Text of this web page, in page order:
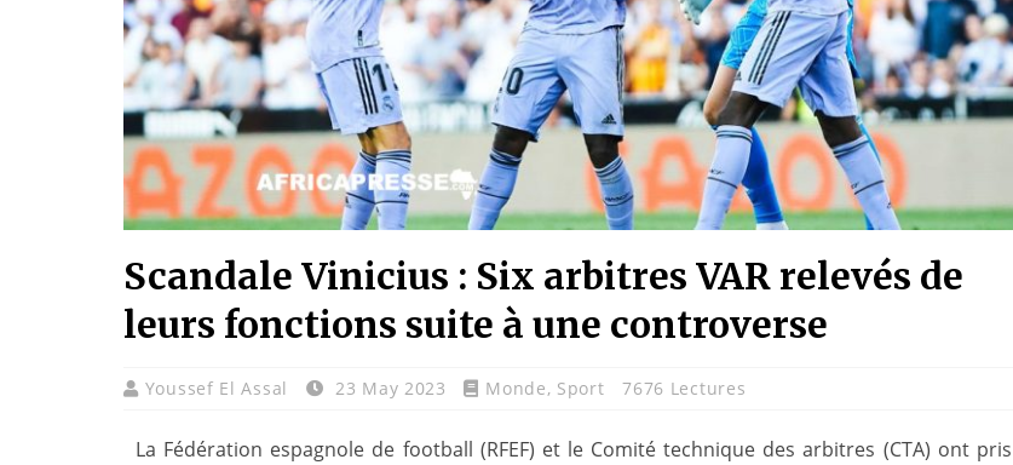
Scandale Vinicius : Six arbitres VAR relevés de
leurs fonctions suite à une controverse
Youssef El Assal 23 May 2023 Monde, Sport 7676 Lectures
La Fédération espagnole de football (RFEF) et le Comité technique des arbitres (CTA) ont pris